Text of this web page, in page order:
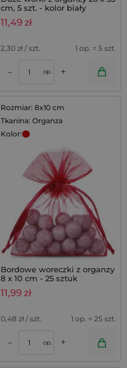
cm, 5 szt. - kolor biały
11,49 zł
2,30 zł / szt. 1 op. = 5 szt.
– op. +
Rozmiar: 8x10 cm
Tkanina: Organza
Kolor:
Bordowe woreczki z organzy
8 x 10 cm - 25 sztuk
11,99 zł
0,48 zł / szt. 1 op. = 25 szt.
– op. +